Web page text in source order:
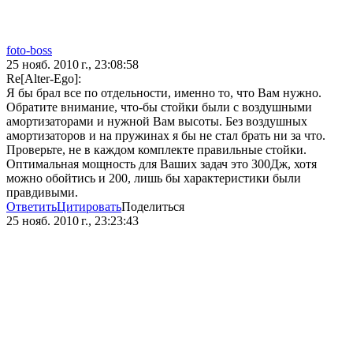
foto-boss
25 нояб. 2010 г., 23:08:58
Re[Alter-Ego]:
Я бы брал все по отдельности, именно то, что Вам нужно.
Обратите внимание, что-бы стойки были с воздушными
амортизаторами и нужной Вам высоты. Без воздушных
амортизаторов и на пружинах я бы не стал брать ни за что.
Проверьте, не в каждом комплекте правильные стойки.
Оптимальная мощность для Ваших задач это 300Дж, хотя
можно обойтись и 200, лишь бы характеристики были
правдивыми.
ОтветитьЦитироватьПоделиться
25 нояб. 2010 г., 23:23:43